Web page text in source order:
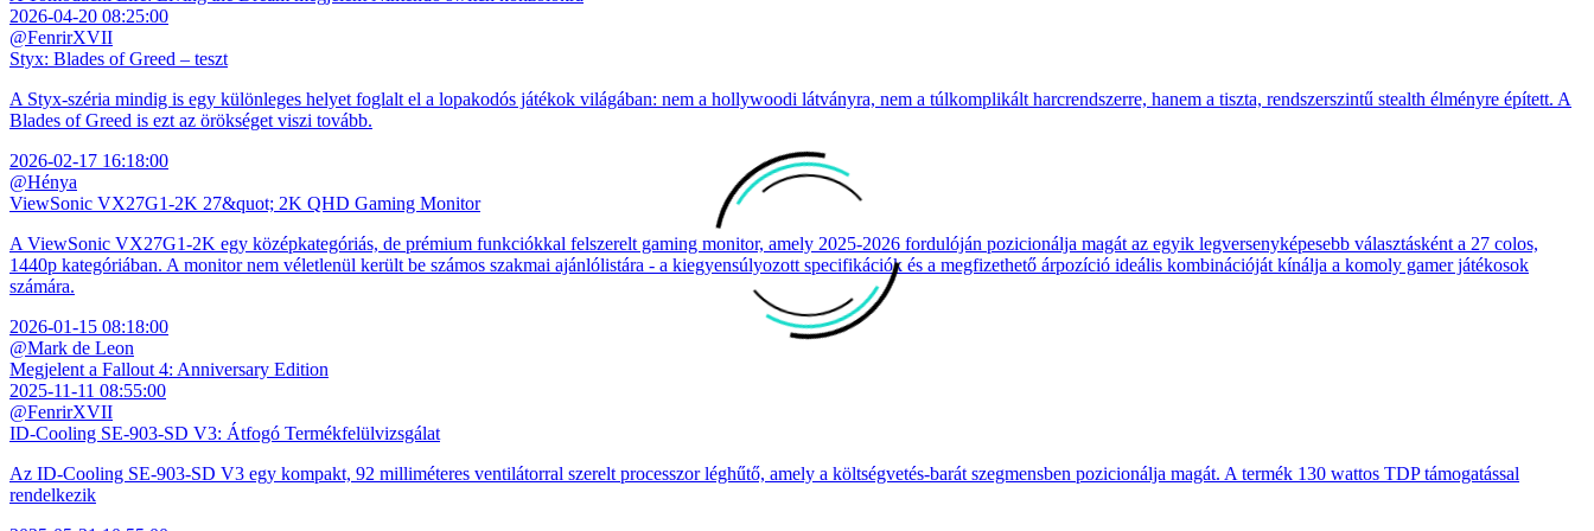
2026-04-20 08:25:00
@FenrirXVII
Styx: Blades of Greed – teszt
A Styx-széria mindig is egy különleges helyet foglalt el a lopakodós játékok világában: nem a hollywoodi látványra, nem a túlkomplikált harcrendszerre, hanem a tiszta, rendszerszintű stealth élményre épített. A
Blades of Greed is ezt az örökséget viszi tovább.
2026-02-17 16:18:00
@Hénya
ViewSonic VX27G1-2K 27&quot; 2K QHD Gaming Monitor
A ViewSonic VX27G1-2K egy középkategóriás, de prémium funkciókkal felszerelt gaming monitor, amely 2025-2026 fordulóján pozicionálja magát az egyik legversenyképesebb választásként a 27 colos,
1440p kategóriában. A monitor nem véletlenül került be számos szakmai ajánlólistára - a kiegyensúlyozott specifikációk és a megfizethető árpozíció ideális kombinációját kínálja a komoly gamer játékosok
számára.
2026-01-15 08:18:00
@Mark de Leon
Megjelent a Fallout 4: Anniversary Edition
2025-11-11 08:55:00
@FenrirXVII
ID-Cooling SE-903-SD V3: Átfogó Termékfelülvizsgálat
Az ID-Cooling SE-903-SD V3 egy kompakt, 92 milliméteres ventilátorral szerelt processzor léghűtő, amely a költségvetés-barát szegmensben pozicionálja magát. A termék 130 wattos TDP támogatással
rendelkezik